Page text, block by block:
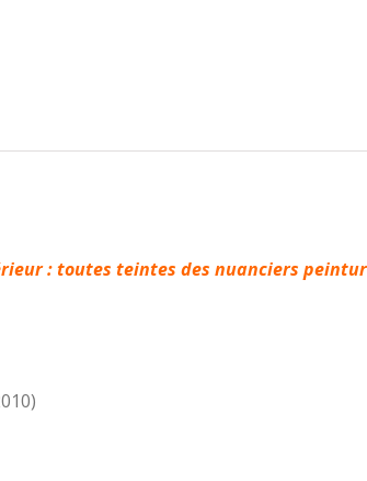
: toutes teintes des nuanciers